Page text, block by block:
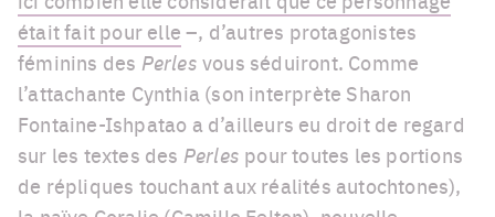
était fait pour elle –, d’autres protagonistes
féminins des Perles vous séduiront. Comme
l’attachante Cynthia (son interprète Sharon
Fontaine-Ishpatao a d’ailleurs eu droit de regard
sur les textes des Perles pour toutes les portions
de répliques touchant aux réalités autochtones),